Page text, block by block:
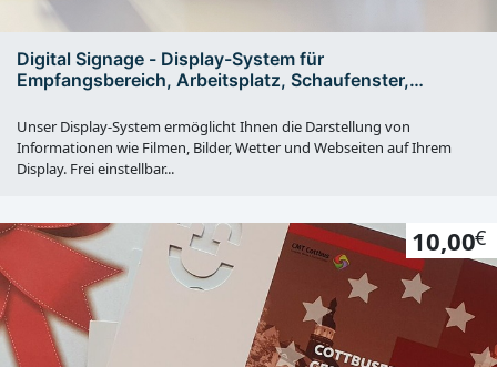
Digital Signage - Display-System für
Empfangsbereich, Arbeitsplatz, Schaufenster,
Unser Display-System ermöglicht Ihnen die Darstellung von
Informationen wie Filmen, Bilder, Wetter und Webseiten auf Ihrem
Display. Frei einstellbar...
10,00€